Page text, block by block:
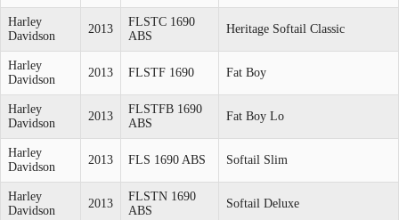
Harley
Davidson
2013
FLSTC 1690
ABS
Heritage Softail Classic
Harley
Davidson
2013 FLSTF 1690 Fat Boy
Harley
Davidson
2013
FLSTFB 1690
ABS
Fat Boy Lo
Harley
Davidson
2013 FLS 1690 ABS Softail Slim
Harley
Davidson
2013
FLSTN 1690
ABS
Softail Deluxe